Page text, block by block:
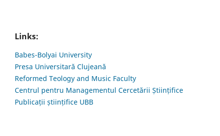
Links:
Babes-Bolyai University
Presa Universitară Clujeană
Reformed Teology and Music Faculty
Centrul pentru Managementul Cercetării Științifice
Publicații științifice UBB